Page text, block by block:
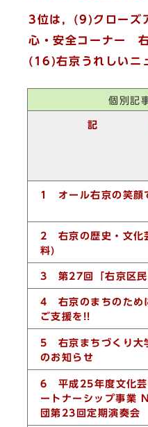
3位は，(9)クローズ
心・安全コーナー 右
(16)右京うれしいニ
個別記
記
1 オール右京の笑顔
2 右京の歴史・文化
料)
3 第27回「右京区民
4 右京のまちのため
ご支援を !!
5
右京まちづくり大
のお知らせ
6 平成 25年度文化
ートナーシップ事業
団第 23 回定期演奏会